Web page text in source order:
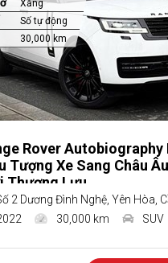
Xăng
Số tự động
30,000 km
Rover Autobiography
Tượng Xe Sang Châu
Thượng Lưu
2 Dương Đình Nghệ, Yên Hòa,
30,000 km SUV